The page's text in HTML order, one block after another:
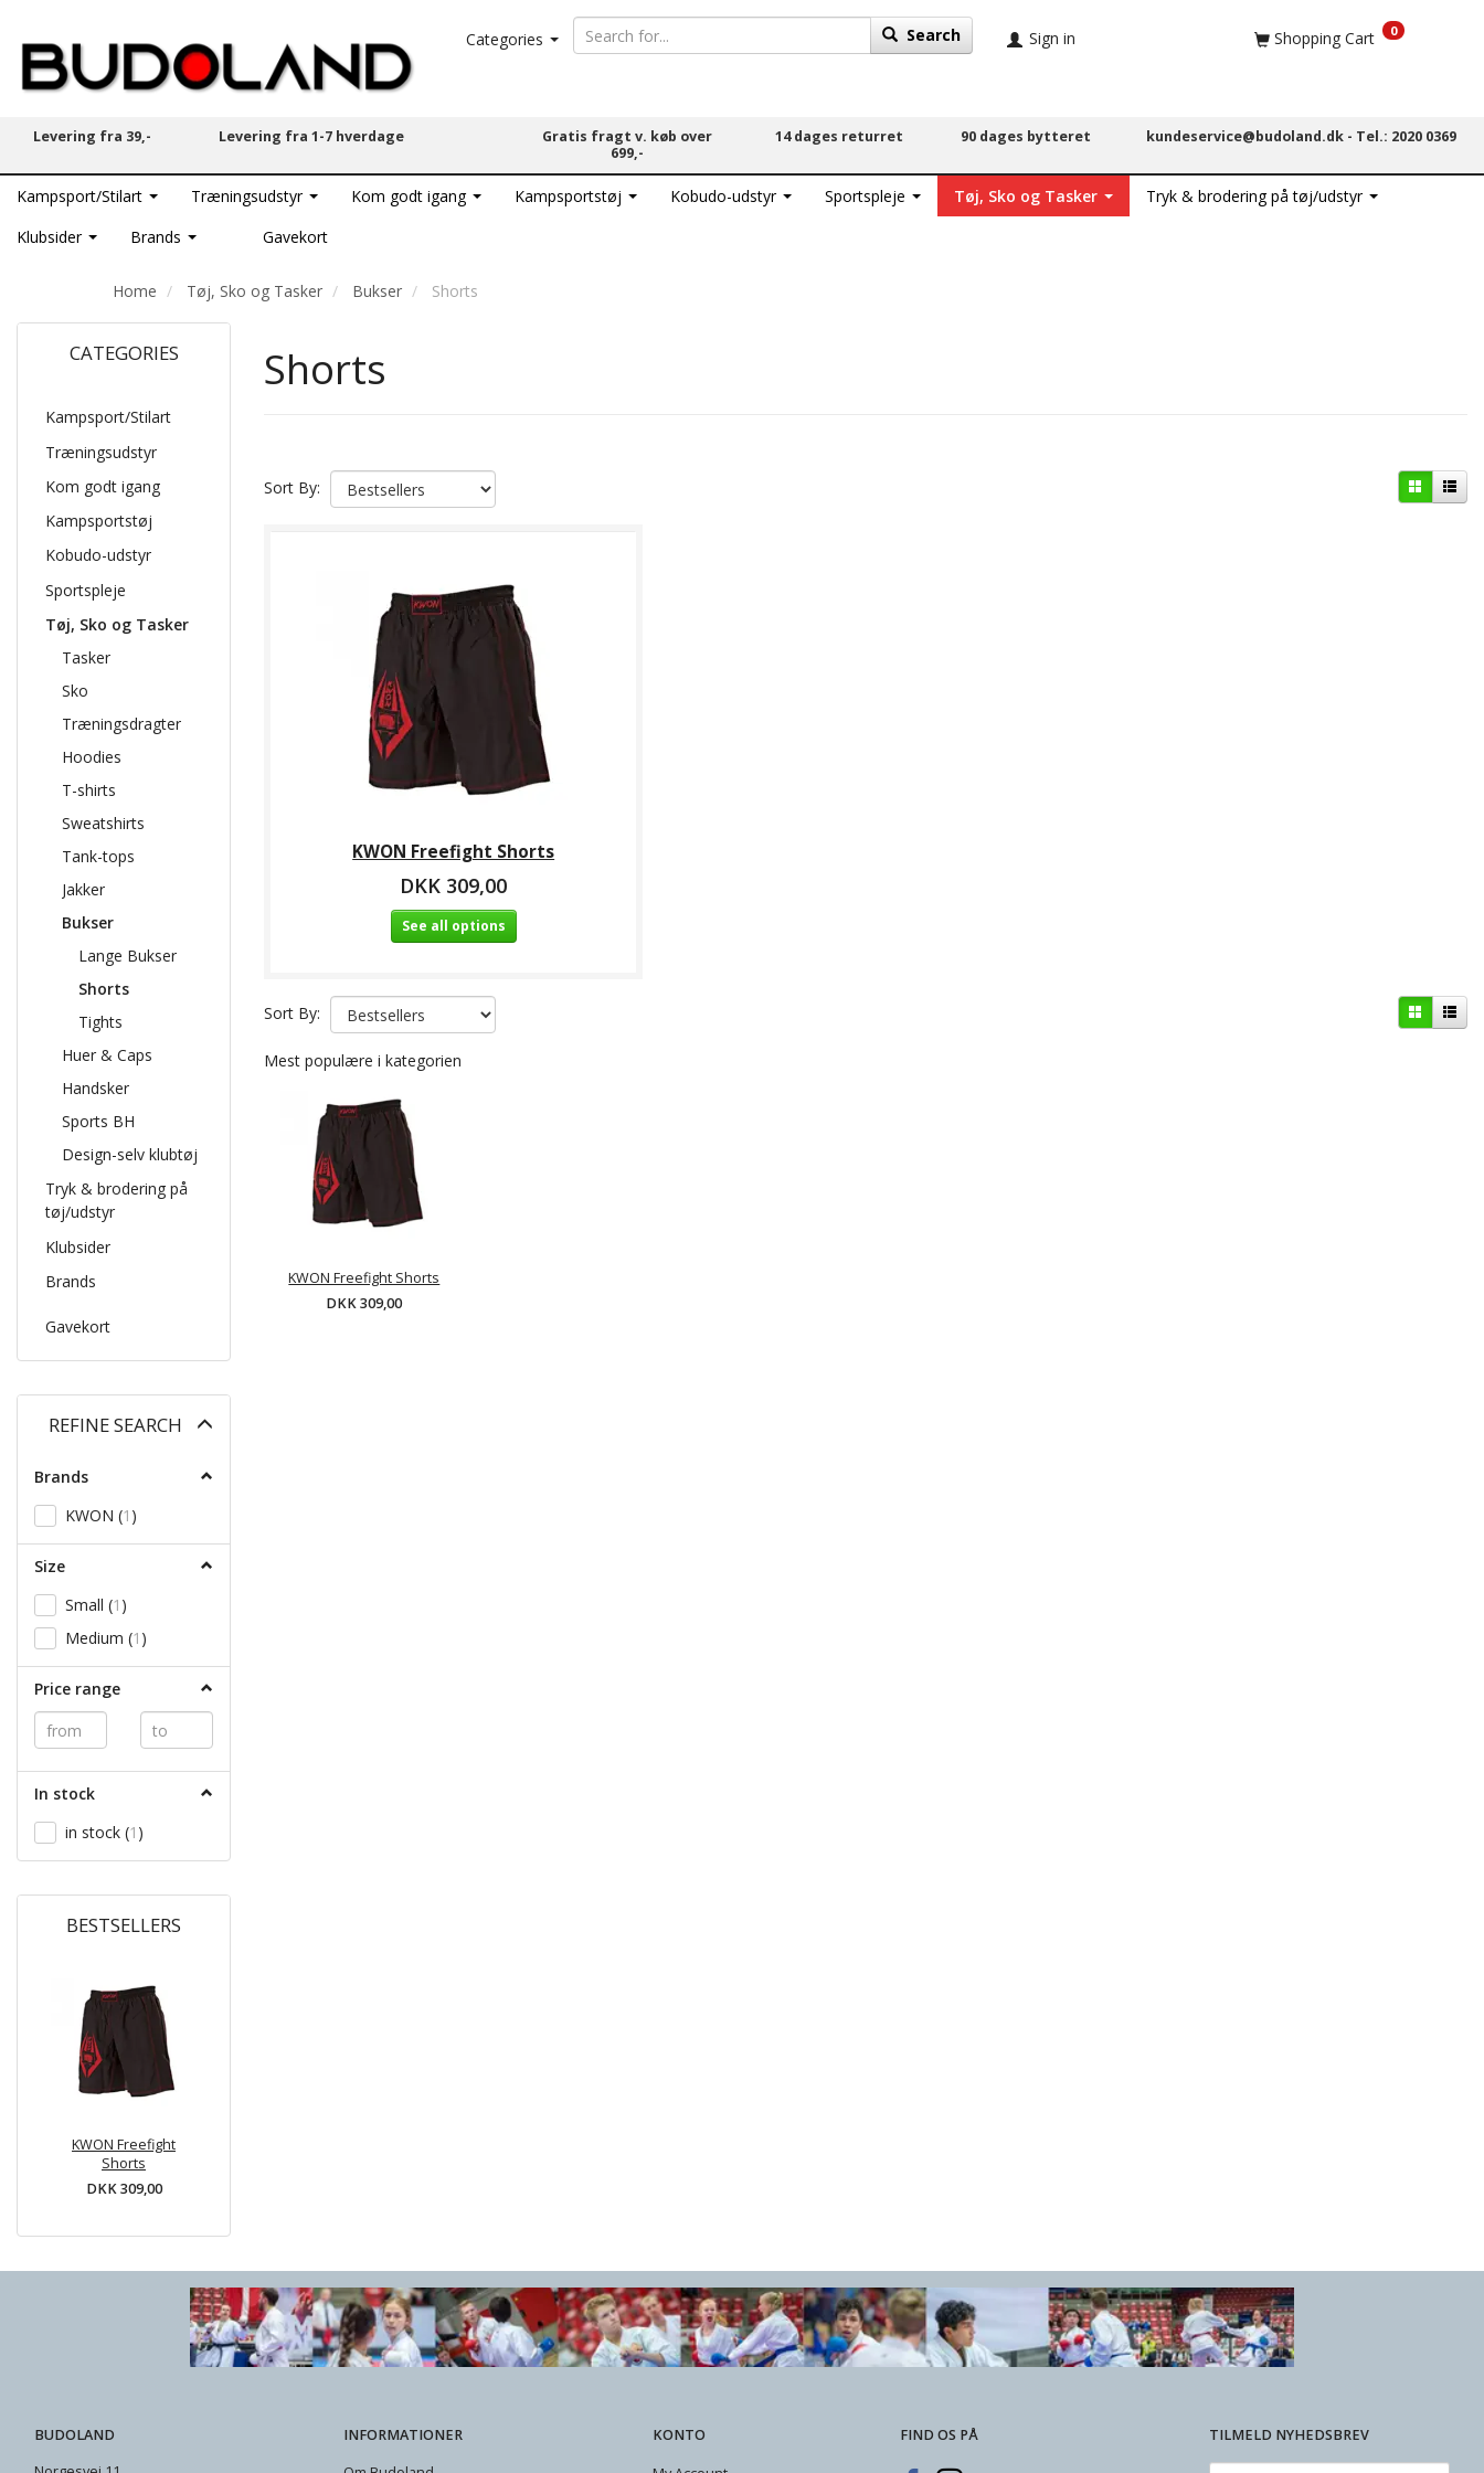
Categories Search Sign in Shopping Cart 0
Levering fra 39,- Levering fra 1-7 hverdage
Gratis fragt v. køb over
699,-
14 dages returret 90 dages bytteret kundeservice@budoland.dk - Tel.: 2020 0369
Kampsport/Stilart Træningsudstyr Kom godt igang Kampsportstøj Kobudo-udstyr Sportspleje Tøj, Sko og Tasker
Tryk & brodering på tøj/udstyr
Klubsider
Brands Gavekort
Home Tøj, Sko og Tasker Bukser Shorts
CATEGORIES
Kampsport/Stilart
Træningsudstyr
Kom godt igang
Kampsportstøj
Kobudo-udstyr
Sportspleje
Tøj, Sko og Tasker
Tasker
Sko
Træningsdragter
Hoodies
T-shirts
Sweatshirts
Tank-tops
Jakker
Bukser
Lange Bukser
Shorts
Tights
Huer & Caps
Handsker
Sports BH
Design-selv klubtøj
Tryk & brodering på
tøj/udstyr
Klubsider
Brands
Gavekort
REFINE SEARCH
Brands
KWON (1 )
Size
Small (1 )
Medium (1 )
Price range
In stock
in stock (1 )
BESTSELLERS
KWON Freefight
Shorts
DKK 309,00
Shorts
Sort By:
KWON Freefight Shorts
DKK 309,00
See all options
Sort By:
Mest populære i kategorien
KWON Freefight Shorts
DKK 309,00
BUDOLAND
INFORMATIONER
KONTO FIND OS PÅ
TILMELD NYHEDSBREV